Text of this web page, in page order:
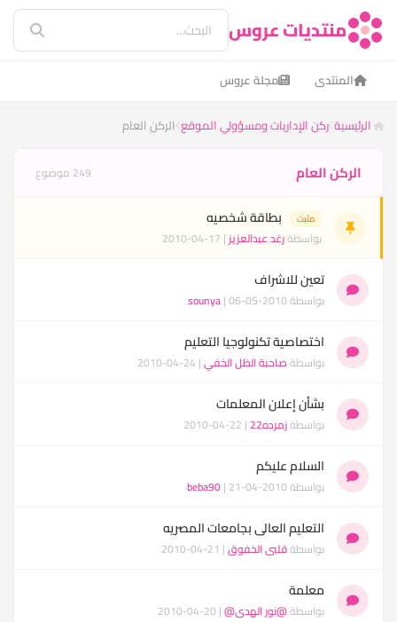
منتديات عروس
المنتدى مجلة عروس
الرئيسية ركن الإداريات ومسؤولي الموقع الركن العام
الركن العام 249 موضوع
مثبت بطاقة شخصيه
بواسطةرغد عبدالعزيز| 17-04-2010
تعين للاشراف
بواسطة sounya| 06-05-2010
اختصاصية تكنولوجيا التعليم
بواسطةصاحبة الظل الخفي| 24-04-2010
بشأن إعلان المعلمات
بواسطةزمرده22 | 22-04-2010
السلام عليكم
بواسطة beba90| 21-04-2010
التعليم العالى بجامعات المصريه
بواسطةقلبى الخفوق| 21-04-2010
معلمة
بواسطة@نور الهدى@| 20-04-2010